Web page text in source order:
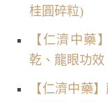
桂圓碎粒)
【仁濟中藥
乾、龍眼功
【仁濟中藥